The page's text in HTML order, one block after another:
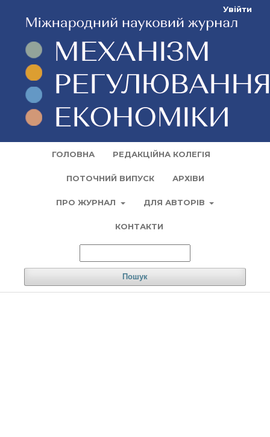
ГОЛОВНА РЕДАКЦІЙНА КОЛЕГІЯ
ПОТОЧНИЙ ВИПУСК АРХІВИ
ПРО ЖУРНАЛ ДЛЯ АВТОРІВ
КОНТАКТИ
Пошук
Увійти